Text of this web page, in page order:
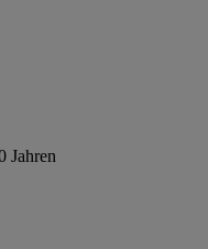
Jahren